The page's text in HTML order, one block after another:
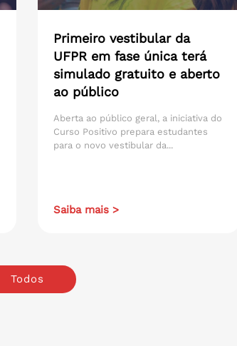
Primeiro vestibular da
UFPR em fase única terá
simulado gratuito e aberto
ao público
Aberta ao público geral, a iniciativa do
Curso Positivo prepara estudantes
para o novo vestibular da...
Saiba mais >
Todos